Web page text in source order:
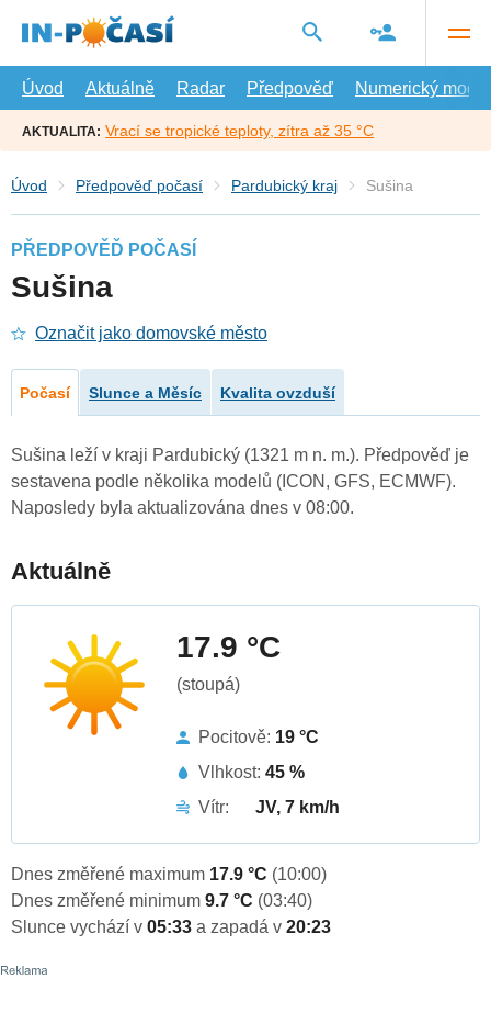
hlavní
Úvod
Aktuálně Radar Předpověď Numerický model
AKTUALITA: Vrací se tropické teploty, zítra až 35 °C
Úvod Předpověď počasí Pardubický kraj Sušina
PŘEDPOVĚĎ POČASÍ
Sušina
Označit jako domovské město
Počasí Slunce a Měsíc Kvalita ovzduší
Sušina leží v kraji Pardubický (1321 m n. m.). Předpověď je
sestavena podle několika modelů (ICON, GFS, ECMWF).
Naposledy byla aktualizována dnes v 08:00.
Aktuálně
17.9 °C
(stoupá)
Pocitově: 19 °C
Vlhkost: 45 %
Vítr:
JV, 7 km/h
Dnes změřené maximum 17.9 °C (10:00)
Dnes změřené minimum 9.7 °C (03:40)
Slunce vychází v 05:33 a zapadá v 20:23